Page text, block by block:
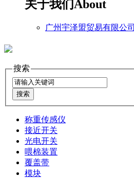
关于我们About
广州宇泽盟贸易有限公司
搜索
称重传感仪
接近开关
光电开关
喂棉装置
覆盖带
模块